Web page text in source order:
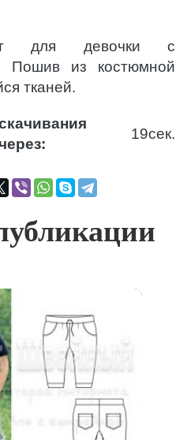
для девочки с
Пошив из костюмной
тканей.
19сек.